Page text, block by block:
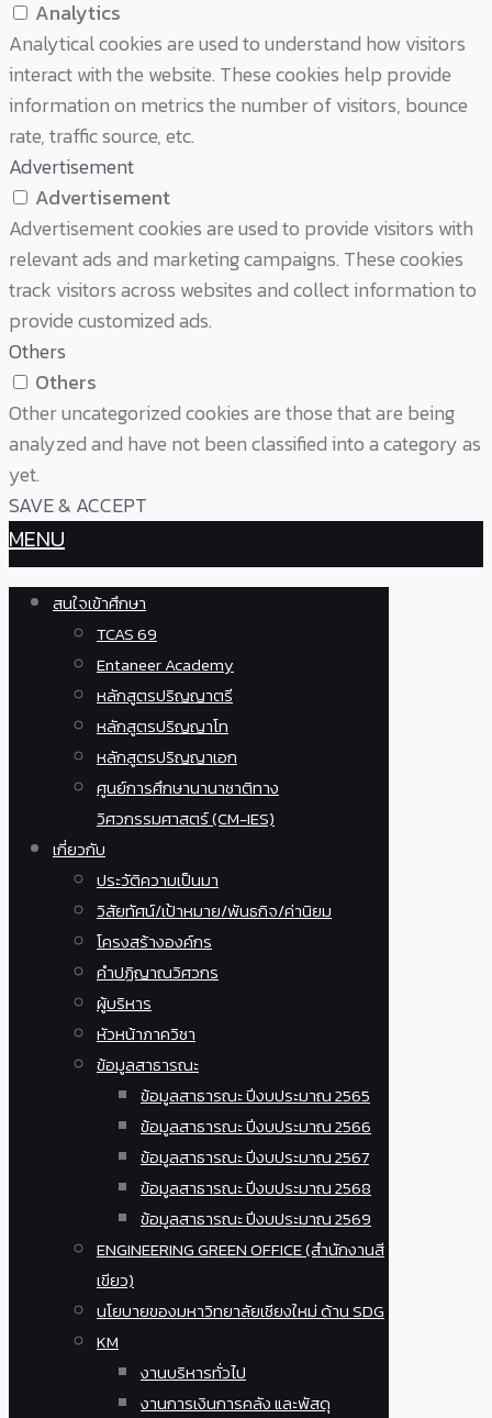
Analytics
Analytical cookies are used to understand how visitors
interact with the website. These cookies help provide
information on metrics the number of visitors, bounce
rate, traffic source, etc.
Advertisement
Advertisement
Advertisement cookies are used to provide visitors with
relevant ads and marketing campaigns. These cookies
track visitors across websites and collect information to
provide customized ads.
Others
Others
Other uncategorized cookies are those that are being
analyzed and have not been classified into a category as
yet.
SAVE & ACCEPT
MENU
สนใจเข้าศึกษา
TCAS 69
Entaneer Academy
หลักสูตรปริญญาตรี
หลักสูตรปริญญาโท
หลักสูตรปริญญาเอก
ศูนย์การศึกษานานาชาติทาง
วิศวกรรมศาสตร์ (CM-IES)
เกี่ยวกับ
ประวัติความเป็นมา
วิสัยทัศน์/เป้าหมาย/พันธกิจ/ค่านิยม
โครงสร้างองค์กร
คำปฏิญาณวิศวกร
ผู้บริหาร
หัวหน้าภาควิชา
ข้อมูลสาธารณะ
ข้อมูลสาธารณะ ปีงบประมาณ 2565
ข้อมูลสาธารณะ ปีงบประมาณ 2566
ข้อมูลสาธารณะ ปีงบประมาณ 2567
ข้อมูลสาธารณะ ปีงบประมาณ 2568
ข้อมูลสาธารณะ ปีงบประมาณ 2569
ENGINEERING GREEN OFFICE (สำนักงานสี
เขียว)
นโยบายของมหาวิทยาลัยเชียงใหม่ ด้าน SDG
KM
งานบริหารทั่วไป
งานการเงินการคลัง และพัสดุ